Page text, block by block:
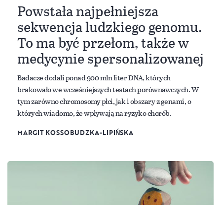
Powstała najpełniejsza
sekwencja ludzkiego genomu.
To ma być przełom, także w
medycynie spersonalizowanej
Badacze dodali ponad 900 mln liter DNA, których
brakowało we wcześniejszych testach porównawczych. W
tym zarówno chromosomy płci, jak i obszary z genami, o
których wiadomo, że wpływają na ryzyko chorób.
MARGIT KOSSOBUDZKA-LIPIŃSKA